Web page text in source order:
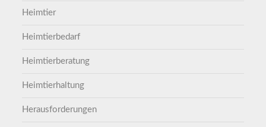
Heimtier
Heimtierbedarf
Heimtierberatung
Heimtierhaltung
Herausforderungen